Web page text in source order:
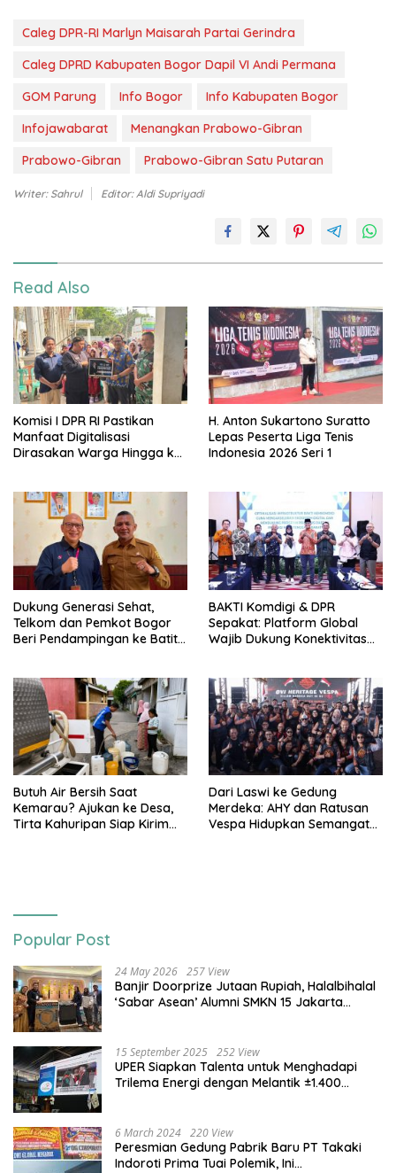
Caleg DPR-RI Marlyn Maisarah Partai Gerindra
Caleg DPRD Kabupaten Bogor Dapil VI Andi Permana
GOM Parung
Info Bogor
Info Kabupaten Bogor
Infojawabarat
Menangkan Prabowo-Gibran
Prabowo-Gibran
Prabowo-Gibran Satu Putaran
Writer: Sahrul Editor: Aldi Supriyadi
Read Also
Komisi I DPR RI Pastikan
Manfaat Digitalisasi
Dirasakan Warga Hingga ke
H. Anton Sukartono Suratto
Lepas Peserta Liga Tenis
Indonesia 2026 Seri 1
Dukung Generasi Sehat,
Telkom dan Pemkot Bogor
Beri Pendampingan ke Batita
BAKTI Komdigi & DPR
Sepakat: Platform Global
Wajib Dukung Konektivitas
Butuh Air Bersih Saat
Kemarau? Ajukan ke Desa,
Tirta Kahuripan Siap Kirim
Dari Laswi ke Gedung
Merdeka: AHY dan Ratusan
Vespa Hidupkan Semangat
Popular Post
24 May 2026 257 View
Banjir Doorprize Jutaan Rupiah, Halalbihalal
‘Sabar Asean’ Alumni SMKN 15 Jakarta
15 September 2025 252 View
UPER Siapkan Talenta untuk Menghadapi
Trilema Energi dengan Melantik ±1.400
6 March 2024 220 View
Peresmian Gedung Pabrik Baru PT Takaki
Indoroti Prima Tuai Polemik, Ini